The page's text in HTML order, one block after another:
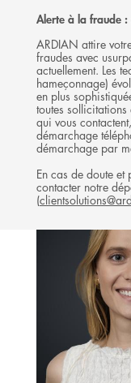
Alerte à la fraude
ARDIAN attire
fraudes avec
actuellement. Les
hameçonnage)
en plus
toutes sollicitations
qui vous
démarchage
démarchage par
En cas de doute et
contacter notre
(
Follow
Ardian
on
X
Follow
Ardian
on
LinkedIn
Follow
Ardian
on
YouTube
Ardian
on
Jobs
on
L'ÉQUIPE
EXPANSION